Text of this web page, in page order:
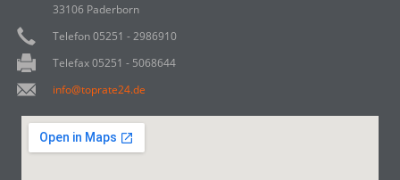
33106 Paderborn
Telefon 05251 - 2986910
Telefax 05251 - 5068644
info@toprate24.de